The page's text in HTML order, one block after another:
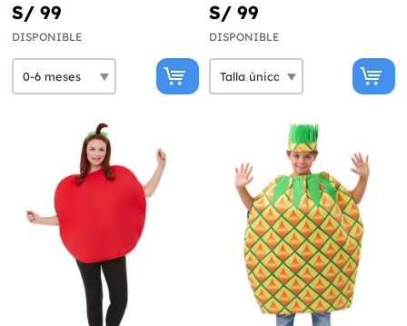
S/ 99
DISPONIBLE
S/ 99
DISPONIBLE